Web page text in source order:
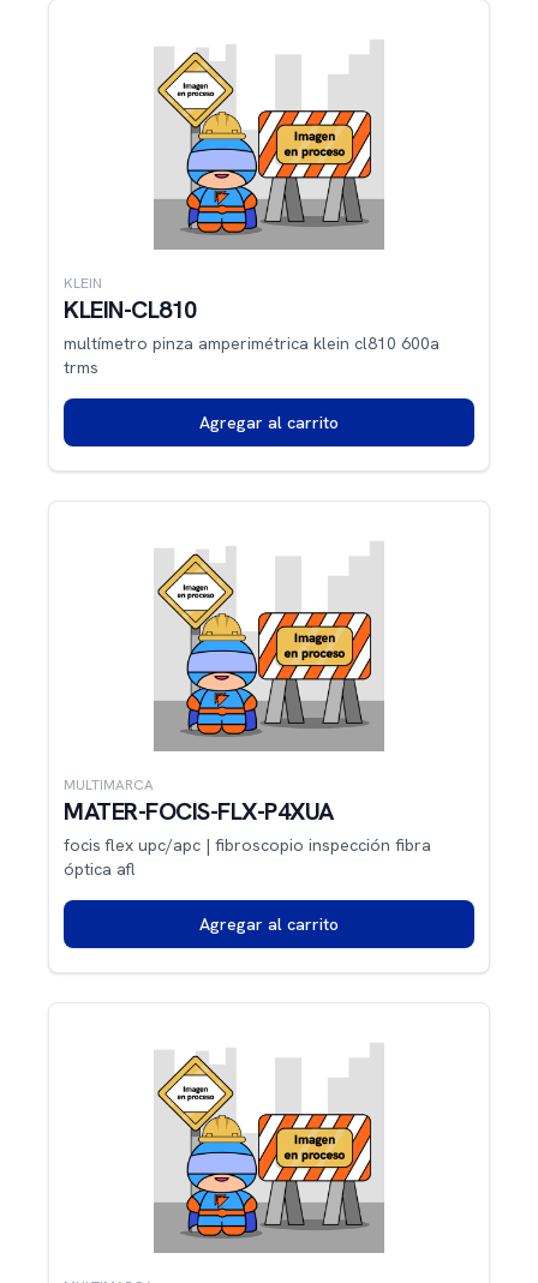
KLEIN
KLEIN-CL810
multímetro pinza amperimétrica klein cl810 600a
trms
Agregar al carrito
MULTIMARCA
MATER-FOCIS-FLX-P4XUA
focis flex upc/apc | fibroscopio inspección fibra
óptica afl
Agregar al carrito